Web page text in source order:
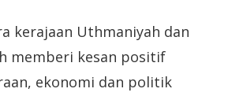
kerajaan Uthmaniyah dan
memberi kesan positif
ekonomi dan politik